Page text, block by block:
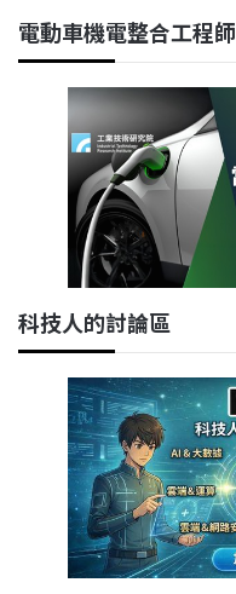
電動車機電整合工程師
科技人的討論區